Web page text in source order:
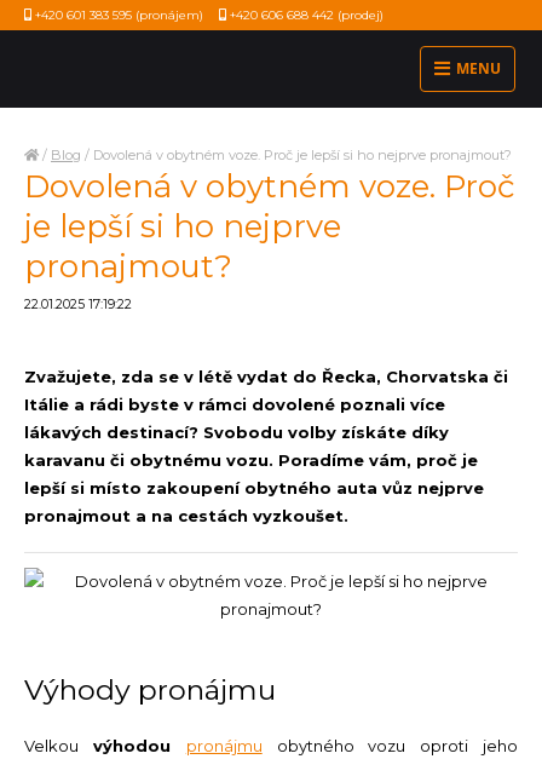
+420 601 383 595 (pronájem) +420 606 688 442 (prodej)
MENU
/ Blog / Dovolená v obytném voze. Proč je lepší si ho nejprve pronajmout?
Dovolená v obytném voze. Proč
je lepší si ho nejprve
pronajmout?
22.01.2025 17:19:22
Zvažujete, zda se v létě vydat do Řecka, Chorvatska či
Itálie a rádi byste v rámci dovolené poznali více
lákavých destinací? Svobodu volby získáte díky
karavanu či obytnému vozu. Poradíme vám, proč je
lepší si místo zakoupení obytného auta vůz nejprve
pronajmout a na cestách vyzkoušet.
Výhody pronájmu
Velkou výhodou pronájmu obytného vozu oproti jeho